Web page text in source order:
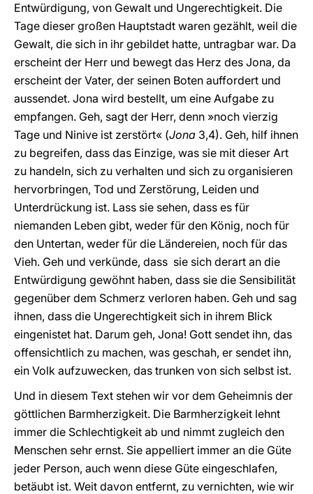
Entwürdigung, von Gewalt und Ungerechtigkeit. Die
Tage dieser großen Hauptstadt waren gezählt, weil die
Gewalt, die sich in ihr gebildet hatte, untragbar war. Da
erscheint der Herr und bewegt das Herz des Jona, da
erscheint der Vater, der seinen Boten auffordert und
aussendet. Jona wird bestellt, um eine Aufgabe zu
empfangen. Geh, sagt der Herr, denn »noch vierzig
Tage und Ninive ist zerstört« (Jona 3,4). Geh, hilf ihnen
zu begreifen, dass das Einzige, was sie mit dieser Art
zu handeln, sich zu verhalten und sich zu organisieren
hervorbringen, Tod und Zerstörung, Leiden und
Unterdrückung ist. Lass sie sehen, dass es für
niemanden Leben gibt, weder für den König, noch für
den Untertan, weder für die Ländereien, noch für das
Vieh. Geh und verkünde, dass sie sich derart an die
Entwürdigung gewöhnt haben, dass sie die Sensibilität
gegenüber dem Schmerz verloren haben. Geh und sag
ihnen, dass die Ungerechtigkeit sich in ihrem Blick
eingenistet hat. Darum geh, Jona! Gott sendet ihn, das
offensichtlich zu machen, was geschah, er sendet ihn,
ein Volk aufzuwecken, das trunken von sich selbst ist.
Und in diesem Text stehen wir vor dem Geheimnis der
göttlichen Barmherzigkeit. Die Barmherzigkeit lehnt
immer die Schlechtigkeit ab und nimmt zugleich den
Menschen sehr ernst. Sie appelliert immer an die Güte
jeder Person, auch wenn diese Güte eingeschlafen,
betäubt ist. Weit davon entfernt, zu vernichten, wie wir